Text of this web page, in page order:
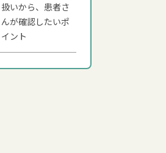
扱いから、患者さ
んが確認したいポ
イント